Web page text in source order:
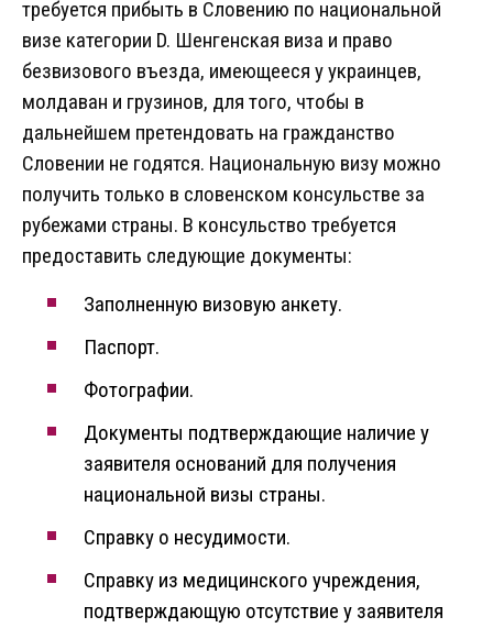
требуется прибыть в Словению по национальной
визе категории D. Шенгенская виза и право
безвизового въезда, имеющееся у украинцев,
молдаван и грузинов, для того, чтобы в
дальнейшем претендовать на гражданство
Словении не годятся. Национальную визу можно
получить только в словенском консульстве за
рубежами страны. В консульство требуется
предоставить следующие документы:
Заполненную визовую анкету.
Паспорт.
Фотографии.
Документы подтверждающие наличие у
заявителя оснований для получения
национальной визы страны.
Справку о несудимости.
Справку из медицинского учреждения,
подтверждающую отсутствие у заявителя